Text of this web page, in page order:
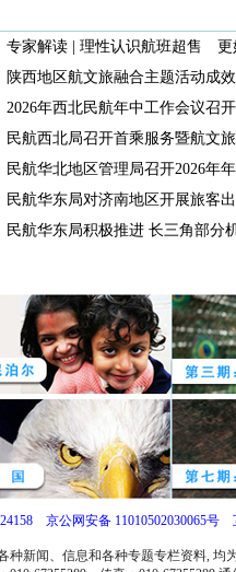
专家解读 | 理性认识航班超售 更
陕西地区航文旅融合主题活动成
2026年西北民航年中工作会议召开
民航西北局召开首乘服务暨航文
民航华北地区管理局召开2026年
民航华东局对济南地区开展旅客
民航华东局积极推进 长三角部分
京公网安备 11010502030065号
种新闻、信息和各种专题专栏资料, 均